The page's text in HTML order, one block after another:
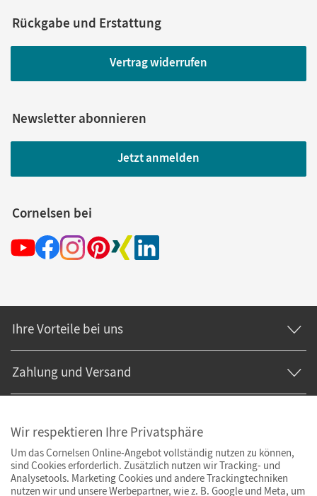
Rückgabe und Erstattung
Vertrag widerrufen
Newsletter abonnieren
Jetzt anmelden
Cornelsen bei
Ihre Vorteile bei uns
Zahlung und Versand
Wir respektieren Ihre Privatsphäre
Um das Cornelsen Online-Angebot vollständig nutzen zu können,
sind Cookies erforderlich. Zusätzlich nutzen wir Tracking- und
Analysetools. Marketing Cookies und andere Trackingtechniken
nutzen wir und unsere Werbepartner, wie z. B. Google und Meta, um